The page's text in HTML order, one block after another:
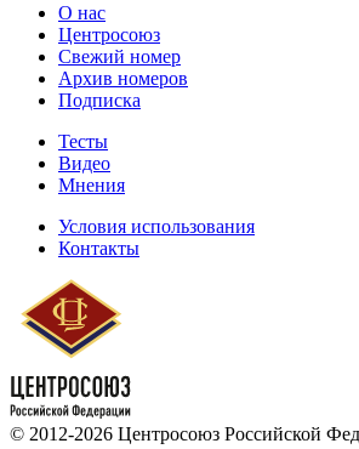
О нас
Центросоюз
Свежий номер
Архив номеров
Подписка
Тесты
Видео
Мнения
Условия использования
Контакты
© 2012-2026 Центросоюз Российской